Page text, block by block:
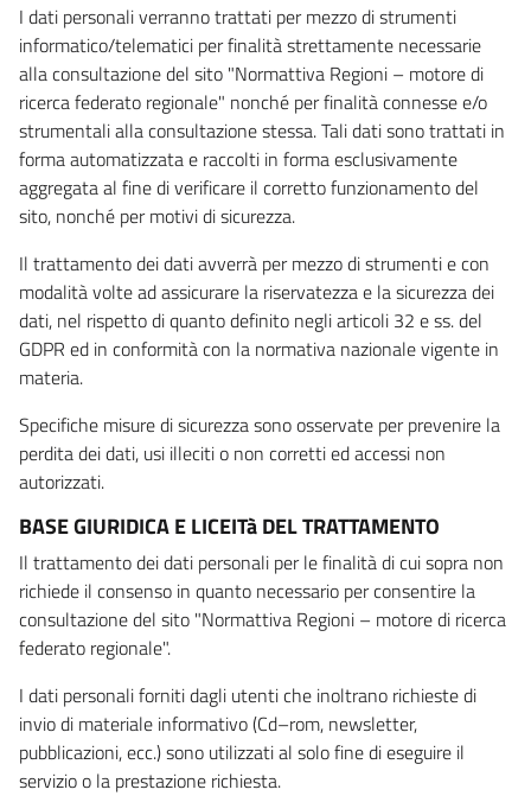
I dati personali verranno trattati per mezzo di strumenti
informatico/telematici per finalità strettamente necessarie
alla consultazione del sito "Normattiva Regioni – motore di
ricerca federato regionale" nonché per finalità connesse e/o
strumentali alla consultazione stessa. Tali dati sono trattati in
forma automatizzata e raccolti in forma esclusivamente
aggregata al fine di verificare il corretto funzionamento del
sito, nonché per motivi di sicurezza.
Il trattamento dei dati avverrà per mezzo di strumenti e con
modalità volte ad assicurare la riservatezza e la sicurezza dei
dati, nel rispetto di quanto definito negli articoli 32 e ss. del
GDPR ed in conformità con la normativa nazionale vigente in
materia.
Specifiche misure di sicurezza sono osservate per prevenire la
perdita dei dati, usi illeciti o non corretti ed accessi non
autorizzati.
BASE GIURIDICA E LICEITà DEL TRATTAMENTO
Il trattamento dei dati personali per le finalità di cui sopra non
richiede il consenso in quanto necessario per consentire la
consultazione del sito "Normattiva Regioni – motore di ricerca
federato regionale".
I dati personali forniti dagli utenti che inoltrano richieste di
invio di materiale informativo (Cd–rom, newsletter,
pubblicazioni, ecc.) sono utilizzati al solo fine di eseguire il
servizio o la prestazione richiesta.